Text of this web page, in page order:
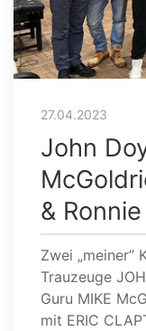
27.04.2023
John
&
Zwei „meiner”
Trauzeuge
Guru MIKE
mit ERIC